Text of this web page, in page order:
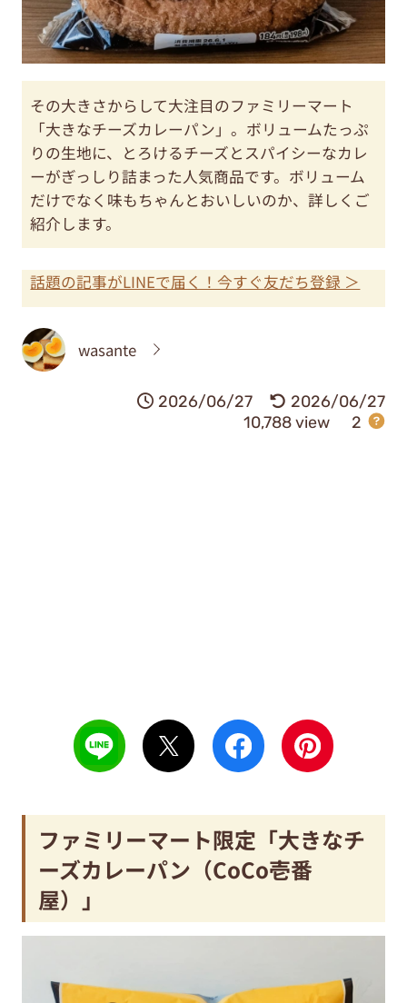
その大きさからして大注目のファミリーマート
「大きなチーズカレーパン」。ボリュームたっぷ
りの生地に、とろけるチーズとスパイシーなカレ
ーがぎっしり詰まった人気商品です。ボリューム
だけでなく味もちゃんとおいしいのか、詳しくご
紹介します。
話題の記事がLINEで届く！今すぐ友だち登録 ＞
wasante
2026/06/27
2026/06/27
10,788 view
2
ファミリーマート限定「大きなチ
ーズカレーパン（CoCo壱番
屋）」